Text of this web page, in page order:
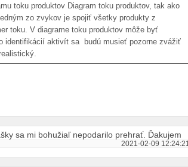
toku produktov Diagram toku produktov, tak ako
zo zvykov je spojiť všetky produkty z
toku. V diagrame toku produktov môže byť
identifikácií aktivít sa budú musieť pozorne zvážiť
sa mi bohužiaľ nepodarilo prehrať. Ďakujem
2021-02-09 12:24:21